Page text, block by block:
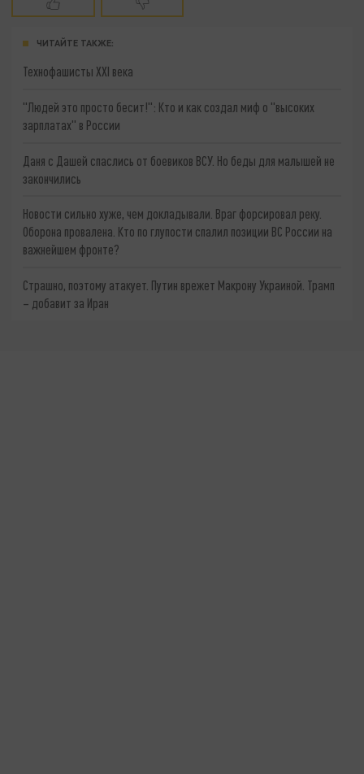
ЧИТАЙТЕ ТАКЖЕ:
Технофашисты XXI века
"Людей это просто бесит!": Кто и как создал миф о "высоких
зарплатах" в России
Даня с Дашей спаслись от боевиков ВСУ. Но беды для малышей не
закончились
Новости сильно хуже, чем докладывали. Враг форсировал реку.
Оборона провалена. Кто по глупости спалил позиции ВС России на
важнейшем фронте?
Страшно, поэтому атакует. Путин врежет Макрону Украиной. Трамп
– добавит за Иран